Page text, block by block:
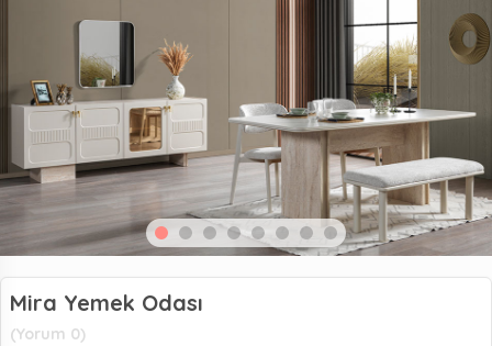
Mira Yemek Odası
(Yorum 0)